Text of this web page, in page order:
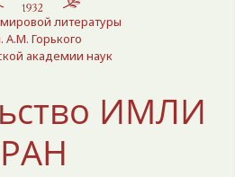
литературы
А.М. Горького
академии наук
ИМЛИ
РАН